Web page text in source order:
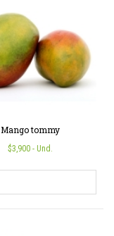
Mango tommy
$3,900 - Und.